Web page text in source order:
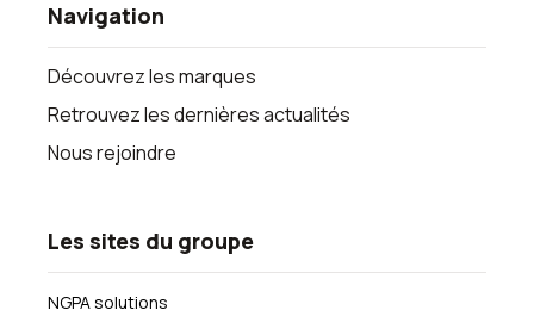
Navigation
Découvrez les marques
Retrouvez les dernières actualités
Nous rejoindre
Les sites du groupe
NGPA solutions